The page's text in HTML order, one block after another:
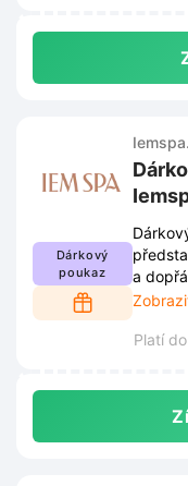
Dárkový
poukaz
a
touží.
Platí